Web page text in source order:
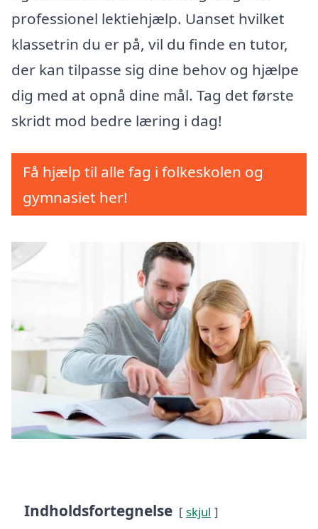
professionel lektiehjælp. Uanset hvilket
klassetrin du er på, vil du finde en tutor,
der kan tilpasse sig dine behov og hjælpe
dig med at opnå dine mål. Tag det første
skridt mod bedre læring i dag!
Få hjælp til alle fag i folkeskolen og
gymnasiet her!
Indholdsfortegnelse skjul